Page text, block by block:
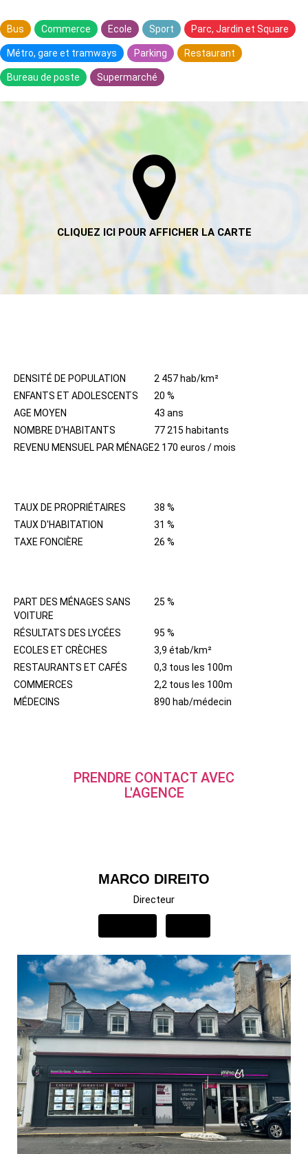
Bus Commerce Ecole Sport Parc, Jardin et Square
Métro, gare et tramways Parking Restaurant
Bureau de poste Supermarché
DENSITÉ DE POPULATION
2 457 hab/km²
ENFANTS ET ADOLESCENTS
20 %
AGE MOYEN
43 ans
NOMBRE D'HABITANTS
77 215 habitants
REVENU MENSUEL PAR MÉNAGE2 170 euros / mois
TAUX DE PROPRIÉTAIRES
38 %
TAUX D'HABITATION
31 %
TAXE FONCIÈRE
26 %
PART DES MÉNAGES SANS
VOITURE
25 %
RÉSULTATS DES LYCÉES
95 %
ECOLES ET CRÈCHES
3,9 étab/km²
RESTAURANTS ET CAFÉS
0,3 tous les 100m
COMMERCES
2,2 tous les 100m
MÉDECINS
890 hab/médecin
PRENDRE CONTACT AVEC
L'AGENCE
MARCO DIREITO
Directeur